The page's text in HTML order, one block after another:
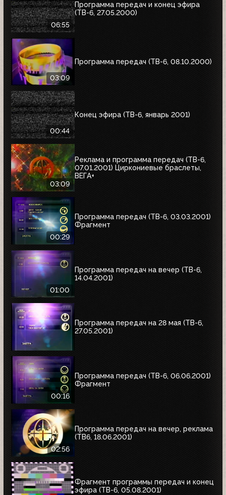
06:55
Программа передач и конец эфира
(ТВ-6, 27.05.2000)
03:09
Программа передач (ТВ-6, 08.10.2000)
00:44
Конец эфира (ТВ-6, январь 2001)
03:09
Реклама и программа передач (ТВ-6,
07.01.2001) Циркониевые браслеты,
ВЕГА+
00:29
Программа передач (ТВ-6, 03.03.2001)
Фрагмент
01:00
Программа передач на вечер (ТВ-6,
14.04.2001)
Программа передач на 28 мая (ТВ-6,
27.05.2001)
00:16
Программа передач (ТВ-6, 06.06.2001)
Фрагмент
02:56
Программа передач на вечер, реклама
(ТВ6, 18.06.2001)
Фрагмент программы передач и конец
эфира (ТВ-6, 05.08.2001)